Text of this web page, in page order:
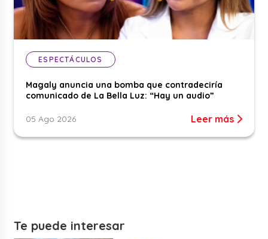
ESPECTÁCULOS
Magaly anuncia una bomba que contradeciría
comunicado de La Bella Luz: “Hay un audio”
05 Ago 2026 Leer más
Te puede interesar